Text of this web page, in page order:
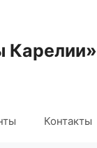
Карелии»
Контакты